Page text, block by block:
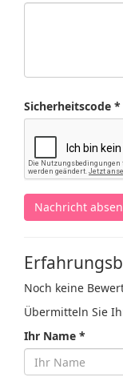
Sicherheitscode *
Nachricht
Noch keine
Übermitteln Sie
Ihr Name *